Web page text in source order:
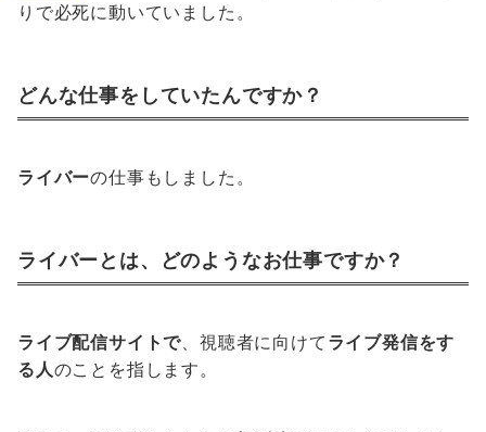
りで必死に動いていました。
どんな仕事をしていたんですか？
ライバーの仕事もしました。
ライバーとは、どのようなお仕事ですか？
ライブ配信サイトで、視聴者に向けて ライブ発信をす
る人のことを指します。